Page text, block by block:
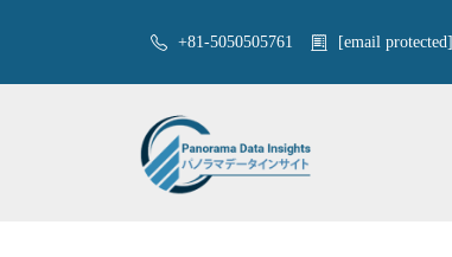
+81-5050505761 [email protected]